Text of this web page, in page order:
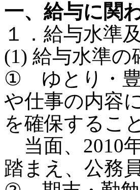
一、給与に関
１．給与水準
(1) 給与水準の
① ゆとり・豊
や仕事の内容
を確保すること
当面、2010
踏まえ、公務